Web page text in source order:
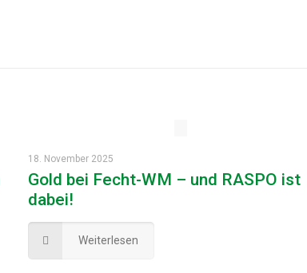
18. November 2025
Gold bei Fecht-WM – und RASPO ist
dabei!
Weiterlesen